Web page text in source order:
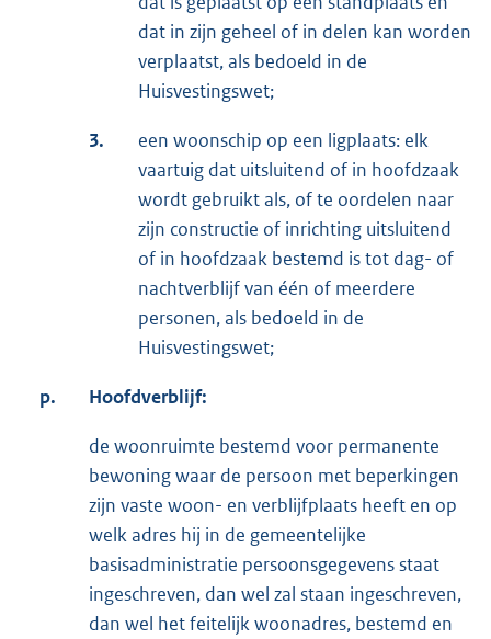
dat in zijn geheel of in delen kan worden
verplaatst, als bedoeld in de
Huisvestingswet;
3.
een woonschip op een ligplaats: elk
vaartuig dat uitsluitend of in hoofdzaak
wordt gebruikt als, of te oordelen naar
zijn constructie of inrichting uitsluitend
of in hoofdzaak bestemd is tot dag- of
nachtverblijf van één of meerdere
personen, als bedoeld in de
Huisvestingswet;
p. Hoofdverblijf:
de woonruimte bestemd voor permanente
bewoning waar de persoon met beperkingen
zijn vaste woon- en verblijfplaats heeft en op
welk adres hij in de gemeentelijke
basisadministratie persoonsgegevens staat
ingeschreven, dan wel zal staan ingeschreven,
dan wel het feitelijk woonadres, bestemd en